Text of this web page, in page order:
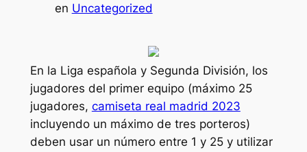
en Uncategorized
En la Liga española y Segunda División, los
jugadores del primer equipo (máximo 25
jugadores, camiseta real madrid 2023
incluyendo un máximo de tres porteros)
deben usar un número entre 1 y 25 y utilizar